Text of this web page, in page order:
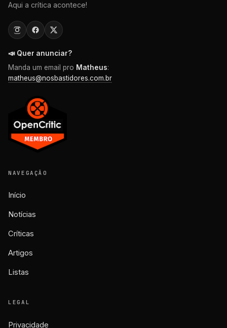
Aqui a crítica acontece!
📣 Quer anunciar?
Manda um email pro Matheus:
matheus@nosbastidores.com.br
NAVEGAÇÃO
Início
Notícias
Críticas
Artigos
Listas
LEGAL
Privacidade